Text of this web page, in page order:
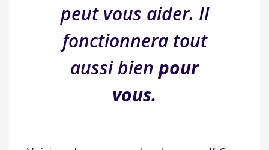
peut vous aider. Il
fonctionnera tout
aussi bien pour
vous.